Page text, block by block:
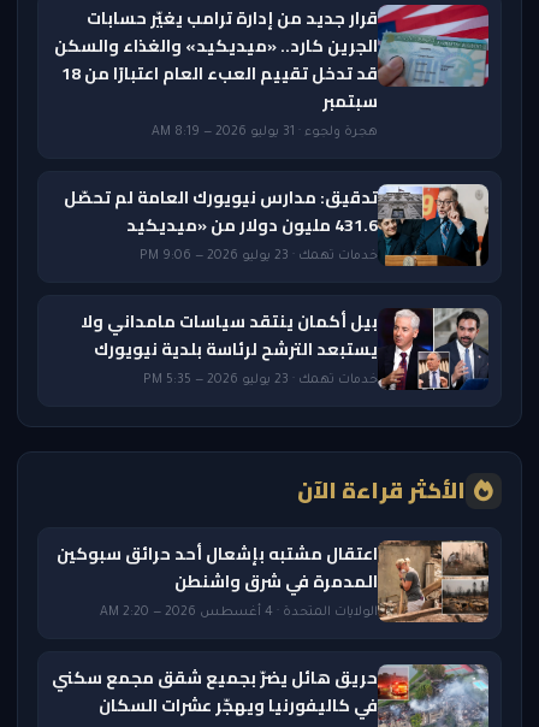
قرار جديد من إدارة ترامب يغيّر حسابات
الجرين كارد.. «ميديكيد» والغذاء والسكن
قد تدخل تقييم العبء العام اعتبارًا من 18
سبتمبر
هجرة ولجوء · 31 يوليو 2026 — 8:19 AM
تدقيق: مدارس نيويورك العامة لم تحصّل
431.6 مليون دولار من «ميديكيد
خدمات تهمك · 23 يوليو 2026 — 9:06 PM
بيل أكمان ينتقد سياسات مامداني ولا
يستبعد الترشح لرئاسة بلدية نيويورك
خدمات تهمك · 23 يوليو 2026 — 5:35 PM
الأكثر قراءة الآن
اعتقال مشتبه بإشعال أحد حرائق سبوكين
المدمرة في شرق واشنطن
الولايات المتحدة · 4 أغسطس 2026 — 2:20 AM
حريق هائل يضرّ بجميع شقق مجمع سكني
في كاليفورنيا ويهجّر عشرات السكان